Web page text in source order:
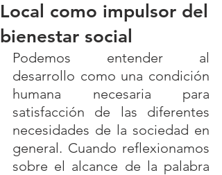
Local como impulsor del
bienestar social
Podemos entender al
desarrollo como una condición
humana necesaria para
satisfacción de las diferentes
necesidades de la sociedad en
general. Cuando reflexionamos
sobre el alcance de la palabra